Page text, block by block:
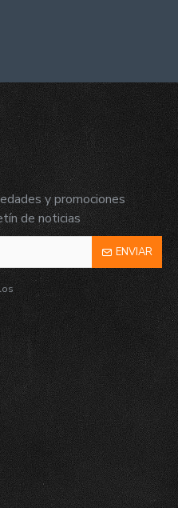
y promociones
de noticias
ENVIAR